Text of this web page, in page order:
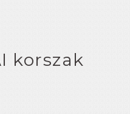
korszak